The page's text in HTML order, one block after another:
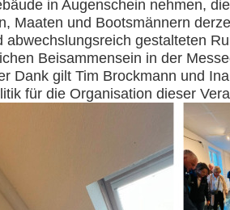
in Augenschein nehmen,
Maaten und Bootsmännern
abwechslungsreich gestalteten
Beisammensein in der
Dank gilt Tim Brockmann und
für die Organisation dieser